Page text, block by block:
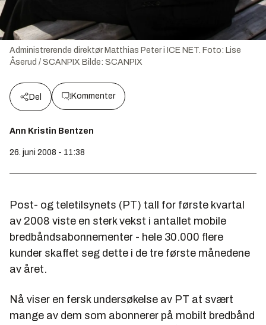
Administrerende direktør Matthias Peter i ICE NET. Foto: Lise
Åserud / SCANPIX Bilde: SCANPIX
Del Kommenter
Ann Kristin Bentzen
26. juni 2008 - 11:38
Post- og teletilsynets (PT) tall for første kvartal
av 2008 viste en sterk vekst i antallet mobile
bredbåndsabonnementer - hele 30.000 flere
kunder skaffet seg dette i de tre første månedene
av året.
Nå viser en fersk undersøkelse av PT at svært
mange av dem som abonnerer på mobilt bredbånd